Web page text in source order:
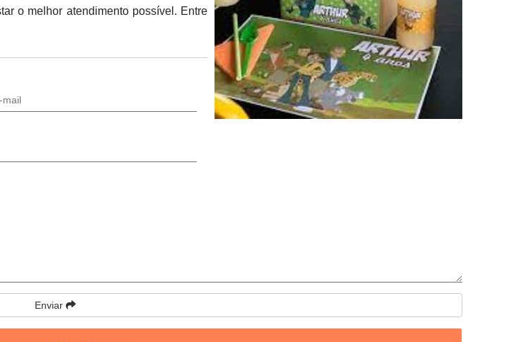
o melhor atendimento possível. Entre
Enviar